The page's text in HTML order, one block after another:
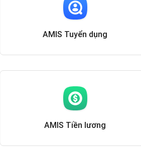
AMIS Tuyển dụng
AMIS Tiền lương